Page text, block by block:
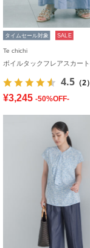
タイムセール対象 SALE
Te chichi
4.5 （2）
¥3,245 -50%OFF-